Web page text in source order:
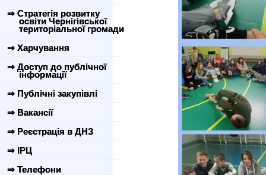
⇒ Стратегія розвитку
освіти Чернігівської
територіальної громади
⇒ Харчування
⇒ Доступ до публічної
інформації
⇒ Публічні закупівлі
⇒ Вакансії
⇒ Реєстрація в ДНЗ
⇒ ІРЦ
⇒ Телефони